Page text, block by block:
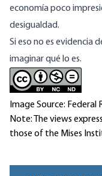
economía poco
desigualdad.
Si eso no es evidencia
imaginar qué lo es.
Image Source: Federal
Note: The views
those of the Mises